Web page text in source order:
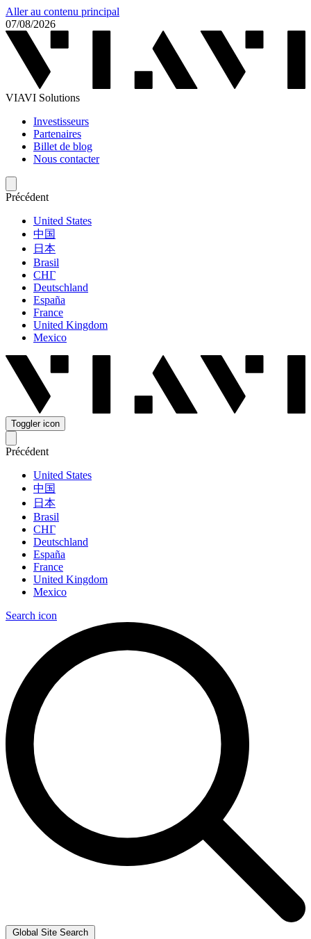
Aller au contenu principal
07/08/2026
VIAVI Solutions
Investisseurs
Partenaires
Billet de blog
Nous contacter
Précédent
United States
中国
日本
Brasil
СНГ
Deutschland
España
France
United Kingdom
Mexico
Toggler icon
Précédent
United States
中国
日本
Brasil
СНГ
Deutschland
España
France
United Kingdom
Mexico
Search icon
Global Site Search